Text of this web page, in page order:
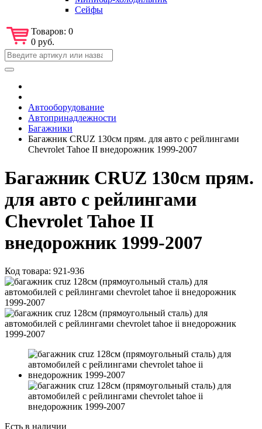
Сейфы
Товаров: 0
0 руб.
Автооборудование
Автопринадлежности
Багажники
Багажник CRUZ 130см прям. для авто с рейлингами
Chevrolet Tahoe II внедорожник 1999-2007
Багажник CRUZ 130см прям.
для авто с рейлингами
Chevrolet Tahoe II
внедорожник 1999-2007
Код товара: 921-936
Есть в наличии